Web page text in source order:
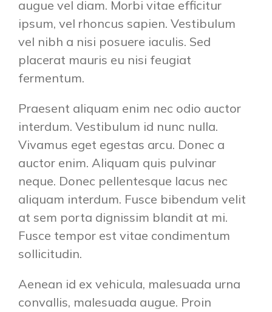
augue vel diam. Morbi vitae efficitur
ipsum, vel rhoncus sapien. Vestibulum
vel nibh a nisi posuere iaculis. Sed
placerat mauris eu nisi feugiat
fermentum.
Praesent aliquam enim nec odio auctor
interdum. Vestibulum id nunc nulla.
Vivamus eget egestas arcu. Donec a
auctor enim. Aliquam quis pulvinar
neque. Donec pellentesque lacus nec
aliquam interdum. Fusce bibendum velit
at sem porta dignissim blandit at mi.
Fusce tempor est vitae condimentum
sollicitudin.
Aenean id ex vehicula, malesuada urna
convallis, malesuada augue. Proin